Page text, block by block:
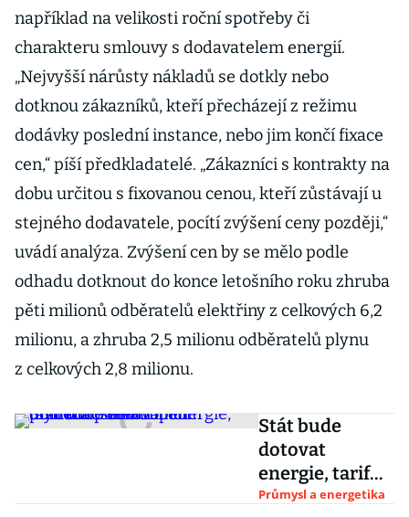
například na velikosti roční spotřeby či
charakteru smlouvy s dodavatelem energií.
„Nejvyšší nárůsty nákladů se dotkly nebo
dotknou zákazníků, kteří přecházejí z režimu
dodávky poslední instance, nebo jim končí fixace
cen,“ píší předkladatelé. „Zákazníci s kontrakty na
dobu určitou s fixovanou cenou, kteří zůstávají u
stejného dodavatele, pocítí zvýšení ceny později,“
uvádí analýza. Zvýšení cen by se mělo podle
odhadu dotknout do konce letošního roku zhruba
pěti milionů odběratelů elektřiny z celkových 6,2
milionu, a zhruba 2,5 milionu odběratelů plynu
z celkových 2,8 milionu.
Stát bude
dotovat
energie, tarif
má pomoct
Průmysl a energetika